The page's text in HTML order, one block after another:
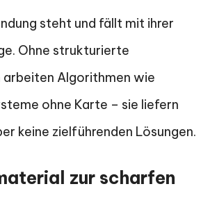
steht und fällt mit ihrer
Ohne strukturierte
Algorithmen wie
ohne Karte – sie liefern
keine zielführenden Lösungen.
zur scharfen